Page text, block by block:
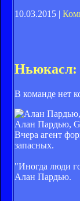
10.03.2015 |
Ньюкасл:
В команде нет
Алан Пардью,
Вчера агент
запасных.
"Иногда люди
Алан Пардью.